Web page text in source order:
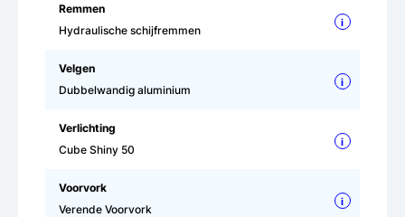
Remmen
Hydraulische schijfremmen
i
Velgen
Dubbelwandig aluminium
i
Verlichting
Cube Shiny 50
i
Voorvork
Verende Voorvork
i